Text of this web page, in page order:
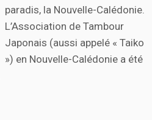
paradis, la Nouvelle-Calédonie.
L’Association de Tambour
Japonais (aussi appelé « Taiko
») en Nouvelle-Calédonie a été